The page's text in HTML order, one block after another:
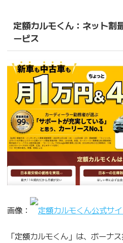
定額カルモくん：ネット
ービス
画像： 定額カルモくん公式サ
「定額カルモくん」は、ボーナ